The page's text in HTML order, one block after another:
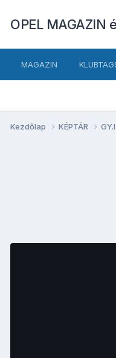
OPEL MAGAZIN
MAGAZIN
Kezdőlap KÉPTÁR